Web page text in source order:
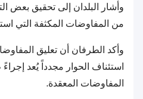
وأشار البلدان إلى تحقيق بعض
من المفاوضات المكثفة التي
وأكد الطرفان أن تعليق
استئناف الحوار مجدداً يُعد
المفاوضات المعقدة.